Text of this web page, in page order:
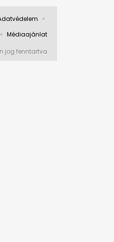
Médiaajánlat
jog fenntartva